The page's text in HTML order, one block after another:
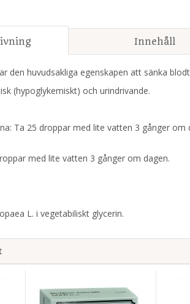
Innehåll
den huvudsakliga egenskapen att sänka
(hypoglykemiskt) och urindrivande.
Ta 25 droppar med lite vatten 3 gånger
med lite vatten 3 gånger om dagen.
L. i vegetabiliskt glycerin.